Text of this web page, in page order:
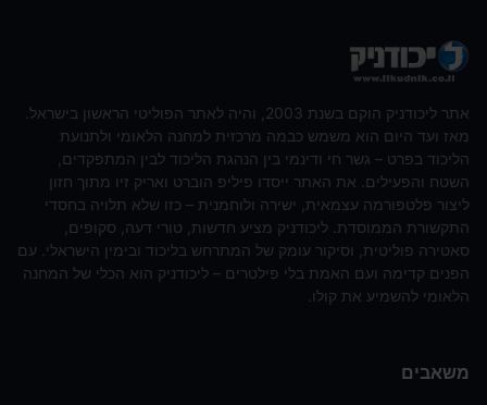
אתר ליכודניק הוקם בשנת 2003, והיה לאתר הפוליטי הראשון בישראל.
מאז ועד היום הוא משמש כבמה מרכזית למחנה הלאומי ולתנועת
הליכוד בפרט – גשר חי ודינמי בין הנהגת הליכוד לבין המתפקדים,
השטח והפעילים. את האתר ייסדו פיליפ הוברט ואריק זיו מתוך חזון
ליצור פלטפורמה עצמאית, ישירה ולוחמנית – כזו שלא תלויה בחסדי
התקשורת הממוסדת. ליכודניק מציע חדשות, טורי דעה, סקופים,
סאטירה פוליטית, וסיקור עומק של המתרחש בליכוד ובימין הישראלי. עם
הפנים קדימה ועם האמת בלי פילטרים – ליכודניק הוא הכלי של המחנה
הלאומי להשמיע את קולו.
משאבים